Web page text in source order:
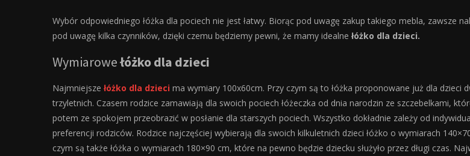
Wybór odpowiedniego łóżka dla pociech nie jest łatwy. Biorąc pod uwagę zakup takiego mebla, zawsze
pod uwagę kilka czynników, dzięki czemu będziemy pewni, że mamy idealne łóżko dla dzieci.
Wymiarowełóżko dla dzieci
Najmniejsze łóżko dla dzieci ma wymiary 100x60cm. Przy czym są to łóżka proponowane już dla dzieci
trzyletnich. Czasem rodzice zamawiają dla swoich pociech łóżeczka od dnia narodzin ze szczebelkami,
potem ze spokojem przeobrazić w posłanie dla starszych pociech. Wszystko dokładnie zależy od
preferencji rodziców. Rodzice najczęściej wybierają dla swoich kilkuletnich dzieci łóżko o wymiarach
czym są także łóżka o wymiarach 180×90 cm, które na pewno będzie dziecku służyło przez długi czas.